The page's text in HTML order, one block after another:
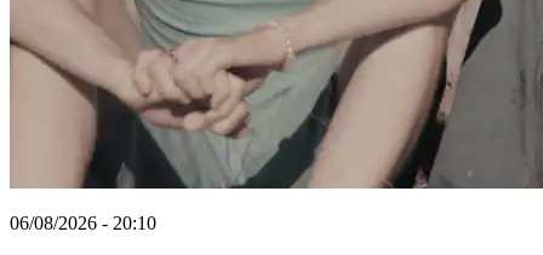
06/08/2026 - 20:10